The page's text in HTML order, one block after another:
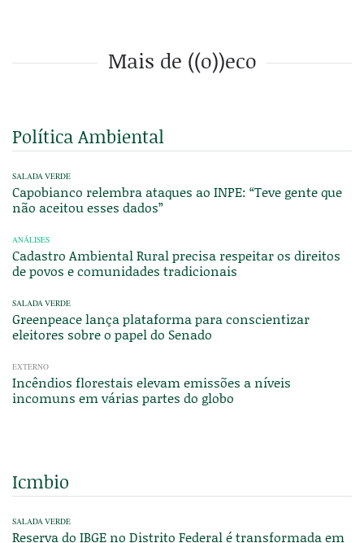
Mais de ((o))eco
Política Ambiental
SALADA VERDE
Capobianco relembra ataques ao INPE: “Teve gente que
não aceitou esses dados”
ANÁLISES
Cadastro Ambiental Rural precisa respeitar os direitos
de povos e comunidades tradicionais
SALADA VERDE
Greenpeace lança plataforma para conscientizar
eleitores sobre o papel do Senado
EXTERNO
Incêndios florestais elevam emissões a níveis
incomuns em várias partes do globo
Icmbio
SALADA VERDE
Reserva do IBGE no Distrito Federal é transformada em